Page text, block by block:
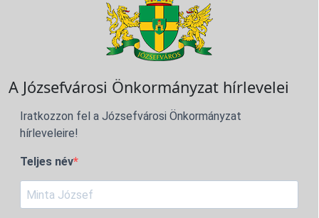
A Józsefvárosi Önkormányzat hírlevelei
Iratkozzon fel a Józsefvárosi Önkormányzat
hírleveleire!
Teljes név